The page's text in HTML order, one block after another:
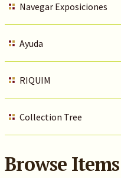
Navegar Exposiciones
Ayuda
RIQUIM
Collection Tree
Browse